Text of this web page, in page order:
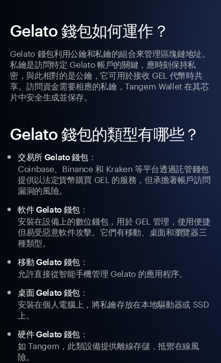
Gelato 錢包如何運作？
Gelato 錢包利用公鑰和私鑰的組合來管理區塊鏈地址。
私鑰是訪問特定 Gelato 帳戶的關鍵，應時刻保持私
密，與此相對的是公鑰，它可用於接收 GEL 代幣時共
享。訪問資金需要相應的私鑰，Tangem Wallet 在其芯
片中安全生成並保存。
Gelato 錢包的類型有哪些？
交易所 Gelato 錢包：
Coinbase、Binance 和 Kraken 等平台透過託管錢包
提供以法定貨幣購買 GEL 的服務，但承擔著帳戶訪問
漏洞的風險。
軟件 Gelato 錢包：
安裝在設備上的數位錢包，用於 GEL 管理，使用便捷
但易受惡意軟件攻擊。它們有移動、桌面和瀏覽器三
種類型。
移動 Gelato 錢包：
允許直接從智能手機管理 Gelato 的應用程序。
桌面 Gelato 錢包：
安裝在個人電腦上，將私鑰存放在本地驅動器或 SSD
上。
硬件 Gelato 錢包：
如 Tangem，此類設備提供離線存儲，抵禦在線風
險。